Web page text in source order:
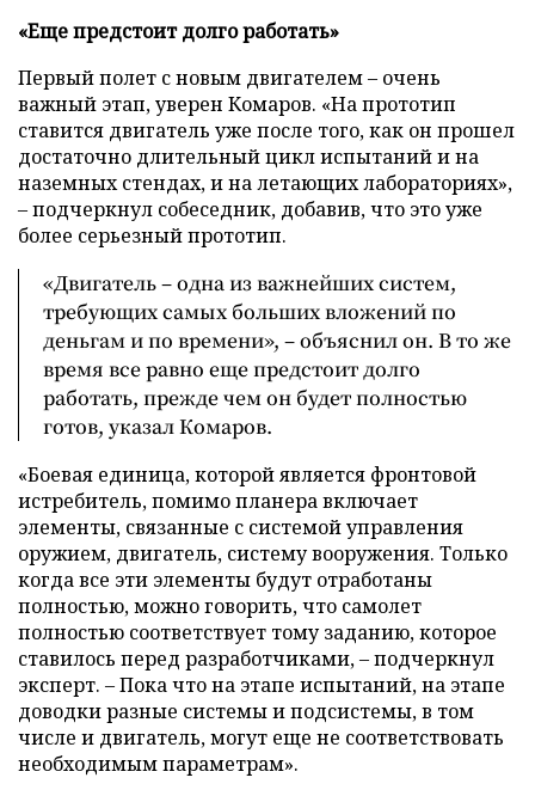
«Еще предстоит долго работать»
Первый полет с новым двигателем – очень
важный этап, уверен Комаров. «На прототип
ставится двигатель уже после того, как он прошел
достаточно длительный цикл испытаний и на
наземных стендах, и на летающих лабораториях»,
– подчеркнул собеседник, добавив, что это уже
более серьезный прототип.
«Двигатель – одна из важнейших систем,
требующих самых больших вложений по
деньгам и по времени», – объяснил он. В то же
время все равно еще предстоит долго
работать, прежде чем он будет полностью
готов, указал Комаров.
«Боевая единица, которой является фронтовой
истребитель, помимо планера включает
элементы, связанные с системой управления
оружием, двигатель, систему вооружения. Только
когда все эти элементы будут отработаны
полностью, можно говорить, что самолет
полностью соответствует тому заданию, которое
ставилось перед разработчиками, – подчеркнул
эксперт. – Пока что на этапе испытаний, на этапе
доводки разные системы и подсистемы, в том
числе и двигатель, могут еще не соответствовать
необходимым параметрам».